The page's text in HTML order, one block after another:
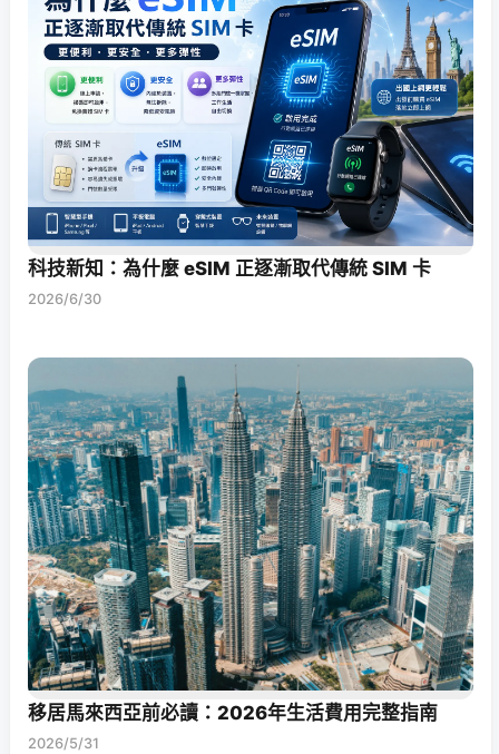
科技新知：為什麼 eSIM 正逐漸取代傳統 SIM 卡
2026/6/30
移居馬來西亞前必讀：2026年生活費用完整指南
2026/5/31